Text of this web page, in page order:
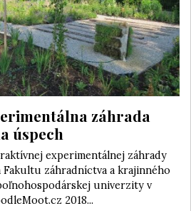
záhrada
úspech
experimentálnej záhrady
záhradníctva a krajinného
univerzity v
2018...